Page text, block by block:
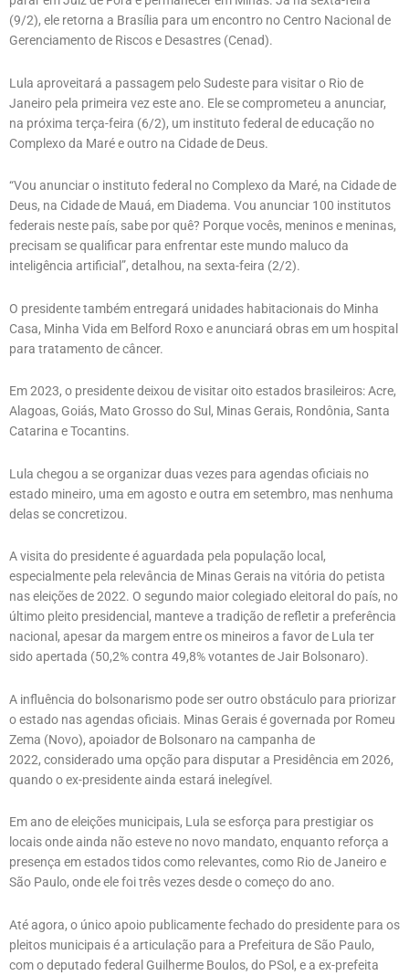
(9/2), ele retorna a Brasília para um encontro no Centro Nacional de
Gerenciamento de Riscos e Desastres (Cenad).
Lula aproveitará a passagem pelo Sudeste para visitar o Rio de
Janeiro pela primeira vez este ano. Ele se comprometeu a anunciar,
na próxima terça-feira (6/2), um instituto federal de educação no
Complexo da Maré e outro na Cidade de Deus.
“Vou anunciar o instituto federal no Complexo da Maré, na Cidade de
Deus, na Cidade de Mauá, em Diadema. Vou anunciar 100 institutos
federais neste país, sabe por quê? Porque vocês, meninos e meninas,
precisam se qualificar para enfrentar este mundo maluco da
inteligência artificial”, detalhou, na sexta-feira (2/2).
O presidente também entregará unidades habitacionais do Minha
Casa, Minha Vida em Belford Roxo e anunciará obras em um hospital
para tratamento de câncer.
Em 2023, o presidente deixou de visitar oito estados brasileiros: Acre,
Alagoas, Goiás, Mato Grosso do Sul, Minas Gerais, Rondônia, Santa
Catarina e Tocantins.
Lula chegou a se organizar duas vezes para agendas oficiais no
estado mineiro, uma em agosto e outra em setembro, mas nenhuma
delas se concretizou.
A visita do presidente é aguardada pela população local,
especialmente pela relevância de Minas Gerais na vitória do petista
nas eleições de 2022. O segundo maior colegiado eleitoral do país, no
último pleito presidencial, manteve a tradição de refletir a preferência
nacional, apesar da margem entre os mineiros a favor de Lula ter
sido apertada (50,2% contra 49,8% votantes de Jair Bolsonaro).
A influência do bolsonarismo pode ser outro obstáculo para priorizar
o estado nas agendas oficiais. Minas Gerais é governada por Romeu
Zema (Novo), apoiador de Bolsonaro na campanha de
2022, considerado uma opção para disputar a Presidência em 2026,
quando o ex-presidente ainda estará inelegível.
Em ano de eleições municipais, Lula se esforça para prestigiar os
locais onde ainda não esteve no novo mandato, enquanto reforça a
presença em estados tidos como relevantes, como Rio de Janeiro e
São Paulo, onde ele foi três vezes desde o começo do ano.
Até agora, o único apoio publicamente fechado do presidente para os
pleitos municipais é a articulação para a Prefeitura de São Paulo,
com o deputado federal Guilherme Boulos, do PSol, e a ex-prefeita